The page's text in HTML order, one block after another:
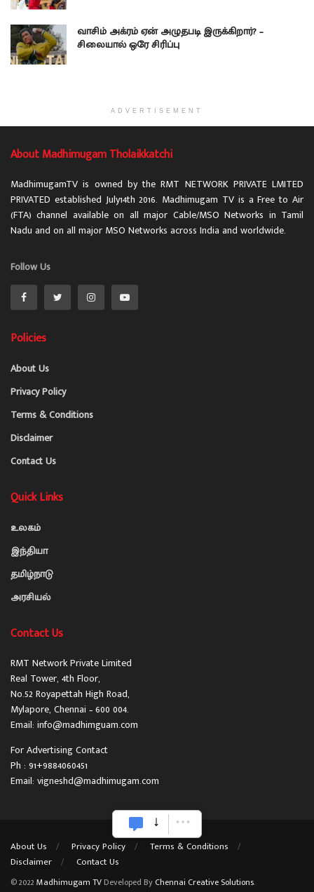
வாசிம் அக்ரம் ஏன் அழுதபடி இருக்கிறார்? –
சிலையால் ஒரே சிரிப்பு
ADVERTISEMENT
About Madhimugam Tholaikkatchi
MadhimugamTV is owned by the RMT NETWORK PRIVATE LMITED
PRIVATED established July14th 2016. Madhimugam TV is a Free to Air
(FTA) channel available on all major Cable/MSO Networks in Tamil
Nadu and on all major MSO Networks across India and worldwide.
Follow Us
Policies
About Us
Privacy Policy
Terms & Conditions
Disclaimer
Contact Us
Quick Links
உலகம்
இந்தியா
தமிழ்நாடு
அரசியல்
Contact Us
RMT Network Private Limited
Real Tower, 4th Floor,
No.52 Royapettah High Road,
Mylapore, Chennai – 600 004.
Email: info@madhimguam.com
For Advertising Contact
Ph : 91+9884060451
Email: vigneshd@madhimugam.com
About Us Privacy Policy
Terms & Conditions
Disclaimer
Contact Us
© 2022 Madhimugam TV Developed By Chennai Creative Solutions.